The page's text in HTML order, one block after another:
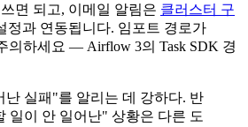
면 되고, 이메일 알림은 클러스터 구
정과 연동됩니다. 임포트 경로가
의하세요 — Airflow 3의 Task SDK 경
난 실패"를 알리는 데 강하다. 반
일이 안 일어난" 상황은 다른 도